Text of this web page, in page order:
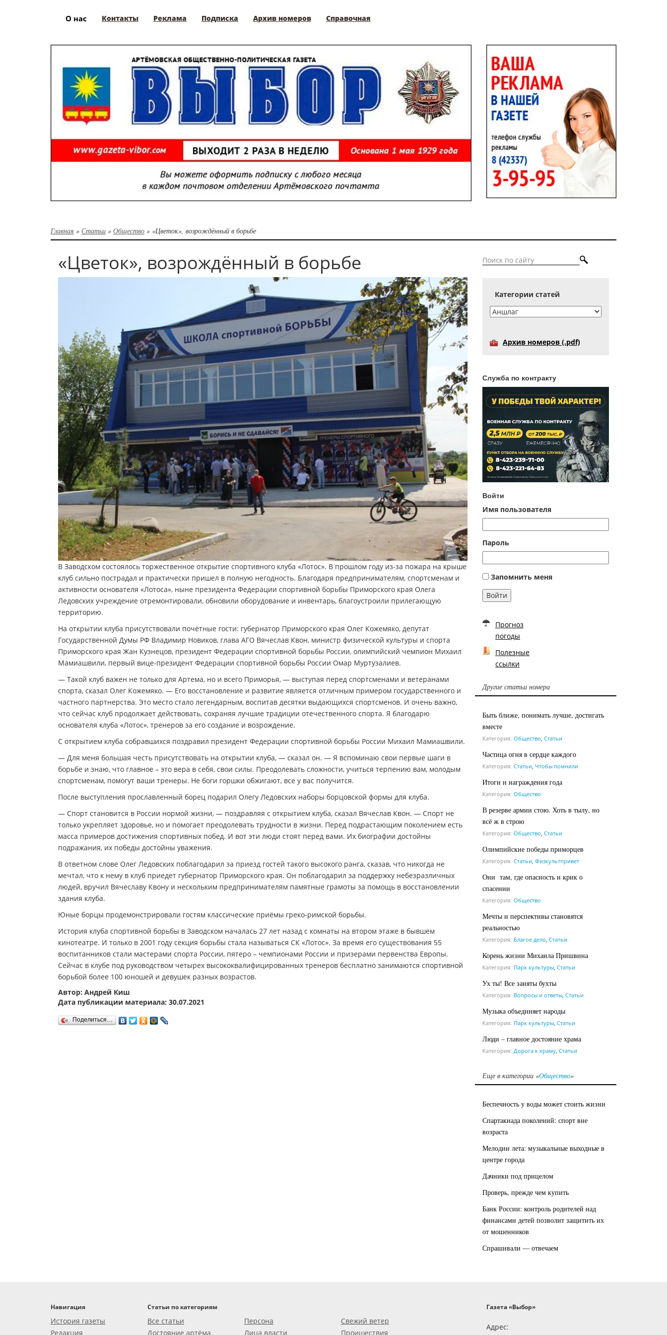
О нас Контакты Реклама Подписка Архив номеров Справочная
Главная » Статьи » Общество » «Цветок», возрождённый в борьбе
«Цветок», возрождённый в борьбе
В Заводском состоялось торжественное открытие спортивного клуба «Лотос». В прошлом году из-за пожара на крыше
клуб сильно пострадал и практически пришел в полную негодность. Благодаря предпринимателям, спортсменам и
активности основателя «Лотоса», ныне президента Федерации спортивной борьбы Приморского края Олега
Ледовских учреждение отремонтировали, обновили оборудование и инвентарь, благоустроили прилегающую
территорию.
На открытии клуба присутствовали почётные гости: губернатор Приморского края Олег Кожемяко, депутат
Государственной Думы РФ Владимир Новиков, глава АГО Вячеслав Квон, министр физической культуры и спорта
Приморского края Жан Кузнецов, президент Федерации спортивной борьбы России, олимпийский чемпион Михаил
Мамиашвили, первый вице-президент Федерации спортивной борьбы России Омар Муртузалиев.
— Такой клуб важен не только для Артема, но и всего Приморья, — выступая перед спортсменами и ветеранами
спорта, сказал Олег Кожемяко. — Его восстановление и развитие является отличным примером государственного и
частного партнерства. Это место стало легендарным, воспитав десятки выдающихся спортсменов. И очень важно,
что сейчас клуб продолжает действовать, сохраняя лучшие традиции отечественного спорта. Я благодарю
основателя клуба «Лотос», тренеров за его создание и возрождение.
С открытием клуба собравшихся поздравил президент Федерации спортивной борьбы России Михаил Мамиашвили.
— Для меня большая честь присутствовать на открытии клуба, — сказал он. — Я вспоминаю свои первые шаги в
борьбе и знаю, что главное – это вера в себя, свои силы. Преодолевать сложности, учиться терпению вам, молодым
спортсменам, помогут ваши тренеры. Не боги горшки обжигают, все у вас получится.
После выступления прославленный борец подарил Олегу Ледовских наборы борцовской формы для клуба.
— Спорт становится в России нормой жизни, — поздравляя с открытием клуба, сказал Вячеслав Квон. — Спорт не
только укрепляет здоровье, но и помогает преодолевать трудности в жизни. Перед подрастающим поколением есть
масса примеров достижения спортивных побед. И вот эти люди стоят перед вами. Их биографии достойны
подражания, их победы достойны уважения.
В ответном слове Олег Ледовских поблагодарил за приезд гостей такого высокого ранга, сказав, что никогда не
мечтал, что к нему в клуб приедет губернатор Приморского края. Он поблагодарил за поддержку небезразличных
людей, вручил Вячеславу Квону и нескольким предпринимателям памятные грамоты за помощь в восстановлении
здания клуба.
Юные борцы продемонстрировали гостям классические приёмы греко-римской борьбы.
История клуба спортивной борьбы в Заводском началась 27 лет назад с комнаты на втором этаже в бывшем
кинотеатре. И только в 2001 году секция борьбы стала называться СК «Лотос». За время его существования 55
воспитанников стали мастерами спорта России, пятеро – чемпионами России и призерами первенства Европы.
Сейчас в клубе под руководством четырех высококвалифицированных тренеров бесплатно занимаются спортивной
борьбой более 100 юношей и девушек разных возрастов.
Автор: Андрей Киш
Дата публикации материала: 30.07.2021
Поделиться…
Категории статей
Архив номеров (.pdf)
Служба по контракту
Войти
Имя пользователя
Пароль
Запомнить меня
Войти
Прогноз
погоды
Полезные
ссылки
Другие статьи номера
Быть ближе, понимать лучше, достигать
вместе
Категория: Общество Статьи
Частица огня в сердце каждого
Категория: Статьи Чтобы помнили
Итоги и награждения года
Категория: Общество
В резерве армии стою. Хоть в тылу, но
всё ж в строю
Категория: Общество Статьи
Олимпийские победы приморцев
Категория: Статьи Физкультпривет
Они там, где опасность и крик о
спасении
Категория: Общество
Мечты и перспективы становятся
реальностью
Категория: Благое дело Статьи
Корень жизни Михаила Пришвина
Категория: Парк культуры Статьи
Ух ты! Все заняты бухты
Категория: Вопросы и ответы Статьи
Музыка объединяет народы
Категория: Парк культуры Статьи
Люди – главное достояние храма
Категория: Дорога к храму Статьи
Еще в категории «Общество»
Беспечность у воды может стоить жизни
Спартакиада поколений: спорт вне
возраста
Мелодии лета: музыкальные выходные в
центре города
Дачники под прицелом
Проверь, прежде чем купить
Банк России: контроль родителей над
финансами детей позволит защитить их
от мошенников
Спрашивали — отвечаем
Навигация
История газеты
Редакция
Статьи по категориям
Все статьи
Достояние артёма
Персона
Лица власти
Свежий ветер
Проишествия
Газета «Выбор»
Адрес: